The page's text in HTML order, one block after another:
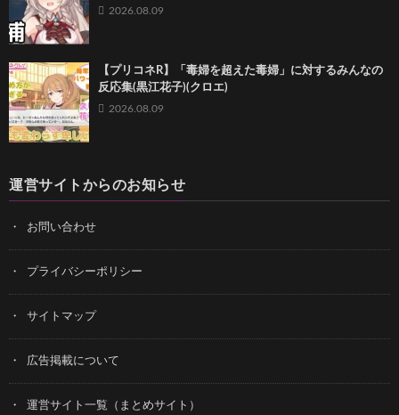
2026.08.09
【プリコネR】「毒婦を超えた毒婦」に対するみんなの
反応集(黒江花子)(クロエ)
2026.08.09
運営サイトからのお知らせ
お問い合わせ
プライバシーポリシー
サイトマップ
広告掲載について
運営サイト一覧（まとめサイト）